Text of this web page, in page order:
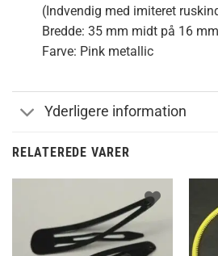
(Indvendig med imiteret
Bredde: 35 mm midt på 16
Farve: Pink metallic
Yderligere information
RELATEREDE VARER